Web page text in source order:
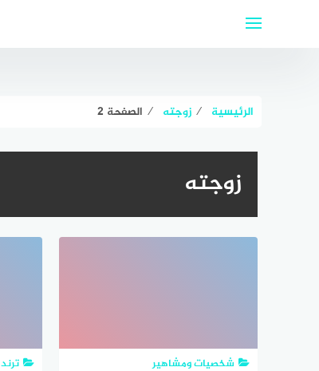
الرئيسية ⁄ زوجته ⁄ الصفحة 2
زوجته
شخصيات ومشاهير ترند